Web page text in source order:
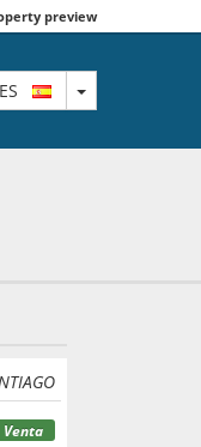
preview
ES TOGGLE
Venta